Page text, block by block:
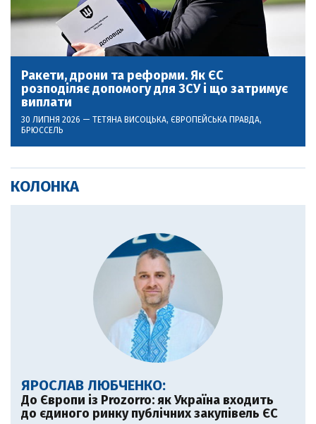
Ракети, дрони та реформи. Як ЄС
розподіляє допомогу для ЗСУ і що затримує
виплати
30 ЛИПНЯ 2026 — ТЕТЯНА ВИСОЦЬКА, ЄВРОПЕЙСЬКА ПРАВДА,
БРЮССЕЛЬ
КОЛОНКА
ЯРОСЛАВ ЛЮБЧЕНКО:
До Європи із Prozorro: як Україна входить
до єдиного ринку публічних закупівель ЄС